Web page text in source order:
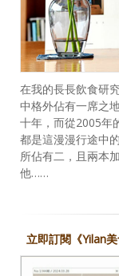
在我的長長飲食研
中格外佔有一席之
十年，而從2005年
都是這漫漫行途中
所佔有二，且兩本
他……
立即訂閱《Yilan